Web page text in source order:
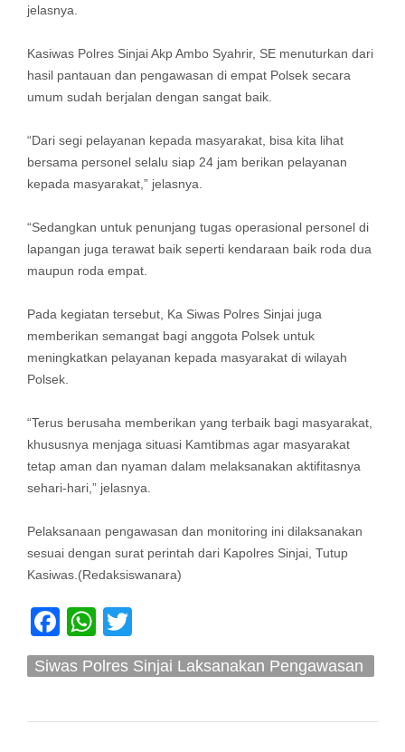
jelasnya.
Kasiwas Polres Sinjai Akp Ambo Syahrir, SE menuturkan dari
hasil pantauan dan pengawasan di empat Polsek secara
umum sudah berjalan dengan sangat baik.
“Dari segi pelayanan kepada masyarakat, bisa kita lihat
bersama personel selalu siap 24 jam berikan pelayanan
kepada masyarakat,” jelasnya.
“Sedangkan untuk penunjang tugas operasional personel di
lapangan juga terawat baik seperti kendaraan baik roda dua
maupun roda empat.
Pada kegiatan tersebut, Ka Siwas Polres Sinjai juga
memberikan semangat bagi anggota Polsek untuk
meningkatkan pelayanan kepada masyarakat di wilayah
Polsek.
“Terus berusaha memberikan yang terbaik bagi masyarakat,
khususnya menjaga situasi Kamtibmas agar masyarakat
tetap aman dan nyaman dalam melaksanakan aktifitasnya
sehari-hari,” jelasnya.
Pelaksanaan pengawasan dan monitoring ini dilaksanakan
sesuai dengan surat perintah dari Kapolres Sinjai, Tutup
Kasiwas.(Redaksiswanara)
Facebook
WhatsApp
Siwas Polres Sinjai Laksanakan Pengawasan